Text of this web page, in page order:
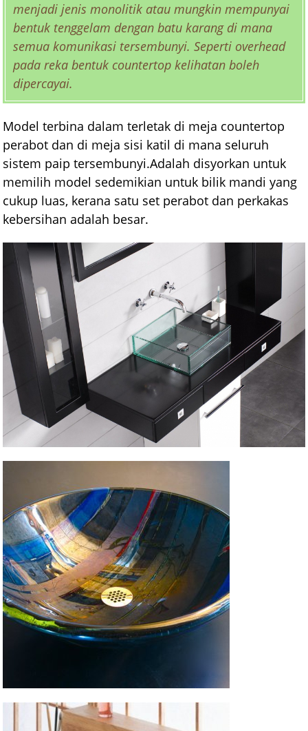
menjadi jenis monolitik atau mungkin mempunyai
bentuk tenggelam dengan batu karang di mana
semua komunikasi tersembunyi. Seperti overhead
pada reka bentuk countertop kelihatan boleh
dipercayai.
Model terbina dalam terletak di meja countertop
perabot dan di meja sisi katil di mana seluruh
sistem paip tersembunyi.Adalah disyorkan untuk
memilih model sedemikian untuk bilik mandi yang
cukup luas, kerana satu set perabot dan perkakas
kebersihan adalah besar.